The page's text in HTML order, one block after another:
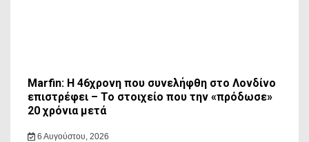
Marfin: Η 46χρονη που συνελήφθη στο Λονδίνο
επιστρέφει – Το στοιχείο που την «πρόδωσε»
20 χρόνια μετά
6 Αυγούστου, 2026